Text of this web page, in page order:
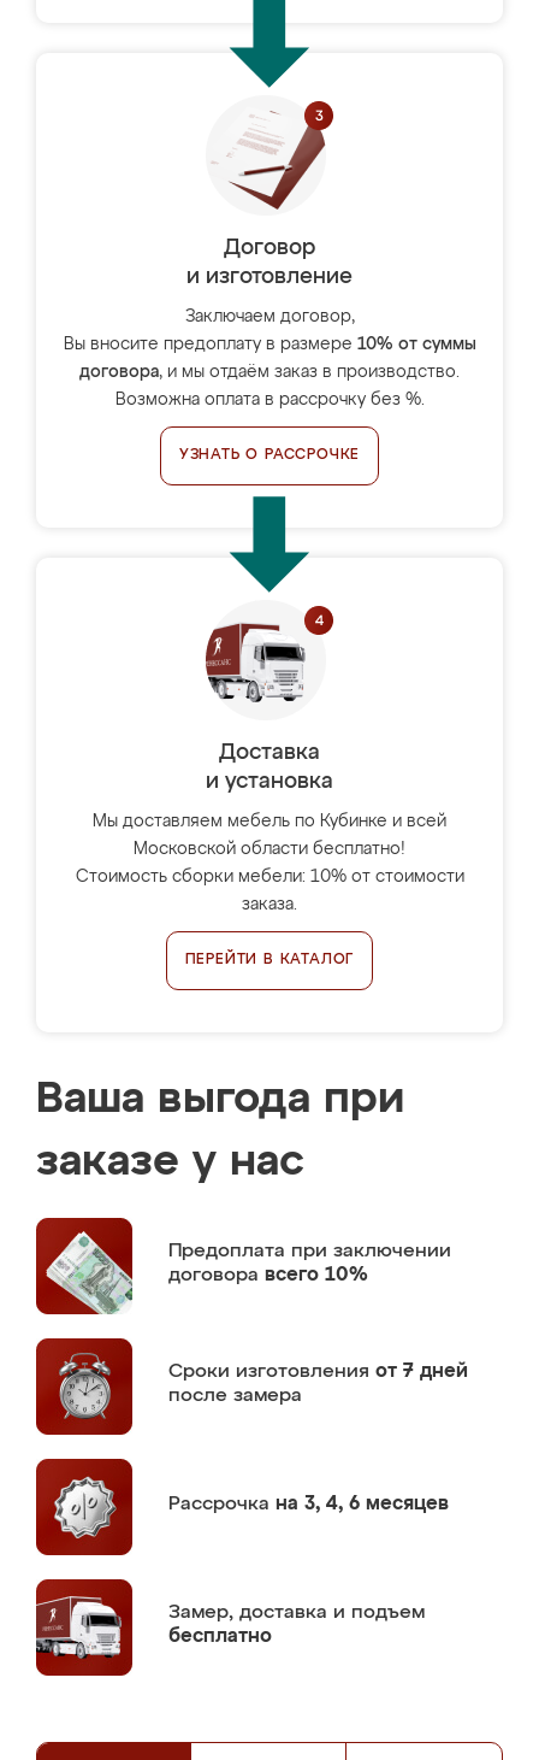
Договор
и изготовление
Заключаем договор,
Вы вносите предоплату в размере 10% от суммы
договора, и мы отдаём заказ в производство.
Возможна оплата в рассрочку без %.
УЗНАТЬ О РАССРОЧКЕ
Доставка
и установка
Мы доставляем мебель по Кубинке и всей
Московской области бесплатно!
Стоимость сборки мебели: 10% от стоимости
заказа.
ПЕРЕЙТИ В КАТАЛОГ
Ваша выгода при
заказе у нас
Предоплата при заключении
договора всего 10%
Сроки изготовления от 7 дней
после замера
Рассрочка на 3, 4, 6 месяцев
Замер, доставка и подъем
бесплатно